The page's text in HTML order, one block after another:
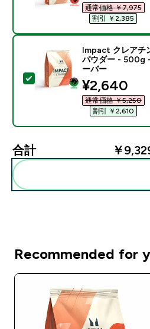
通常価格 ￥7,975‎
割引 ￥2,385‎
この商品を選択 - Impact
Impact クレアチ
パウダー - 500g
ーバー
¥2,640‎
通常価格 ￥5,250‎
割引 ￥2,610‎
合計 ￥
Recommended for